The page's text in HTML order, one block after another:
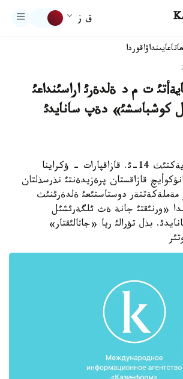
ق ز
تاعايىنداۋاقوردا
ت م د ةلدةرئ اراسئنداعئ
كوشباسشئ» دةپ سانايدئ
كيةأ-استانا. قئركذيةكتئث 14-ئ. قازاقپارات - ؤكراينا
قازاقستان پرةزيدةنتئ نذرسذلتان
مةملةكةتتةر دوستاستئعئ ةلدةرئنئث
«ورنئقتئ جانة ةث ئلگةرئشئل
بذل تؤرالئ ريا «جاثالئقتار»